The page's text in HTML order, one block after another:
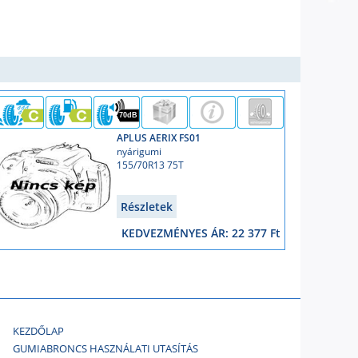
70dB
APLUS AERIX FS01
nyárigumi
155/70R13 75T
Részletek
KEDVEZMÉNYES ÁR: 22 377 Ft
KEZDŐLAP
GUMIABRONCS HASZNÁLATI UTASÍTÁS